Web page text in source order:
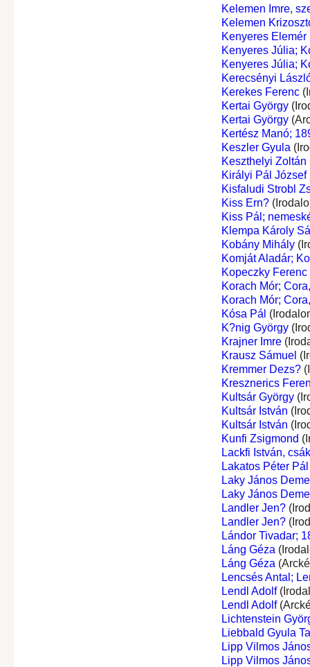
Kelemen Imre,
Kelemen
Kenyeres Elemér
Kenyeres Júlia;
Kenyeres Júlia;
Kerecsényi
Kerekes Ferenc
Kertai György
Kertai György
Kertész Manó;
Keszler Gyula
Keszthelyi Zoltán
Királyi Pál József
Kisfaludi Strobl
Kiss Ern?
Kiss Pál;
Klempa Károly
Kobány Mihály
Komját Aladár;
Kopeczky Ferenc
Korach Mór;
Korach Mór;
Kósa Pál
K?nig György
Krajner Imre
Krausz Sámuel
Kremmer Dezs?
Kresznerics
Kultsár György
Kultsár István
Kultsár István
Kunfi Zsigmond
Lackfi István,
Lakatos Péter Pál
Laky János
Laky János
Landler Jen?
Landler Jen?
Lándor Tivadar;
Láng Géza
Láng Géza
Lencsés Antal;
Lendl Adolf
Lendl Adolf
Lichtenstein
Liebbald Gyula
Lipp Vilmos
Lipp Vilmos